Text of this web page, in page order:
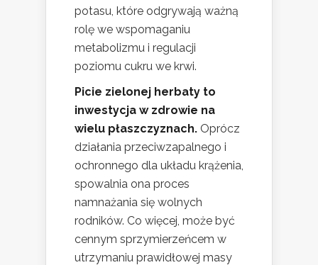
potasu, które odgrywają ważną
rolę we wspomaganiu
metabolizmu i regulacji
poziomu cukru we krwi.
Picie zielonej herbaty to
inwestycja w zdrowie na
wielu płaszczyznach. Oprócz
działania przeciwzapalnego i
ochronnego dla układu krążenia,
spowalnia ona proces
namnażania się wolnych
rodników. Co więcej, może być
cennym sprzymierzeńcem w
utrzymaniu prawidłowej masy